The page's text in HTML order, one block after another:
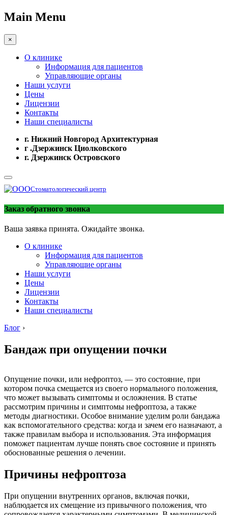
Main Menu
×
О клинике
Информация для пациентов
Управляющие органы
Наши услуги
Цены
Лицензии
Контакты
Наши специалисты
г. Нижний Новгород Архитектурная
г .Дзержинск Циолковского
г. Дзержинск Островского
Стоматологический центр
Заказ обратного звонка
Ваша заявка принята. Ожидайте звонка.
О клинике
Информация для пациентов
Управляющие органы
Наши услуги
Цены
Лицензии
Контакты
Наши специалисты
Блог ›
Бандаж при опущении почки
Опущение почки, или нефроптоз, — это состояние, при
котором почка смещается из своего нормального положения,
что может вызывать симптомы и осложнения. В статье
рассмотрим причины и симптомы нефроптоза, а также
методы диагностики. Особое внимание уделим роли бандажа
как вспомогательного средства: когда и зачем его назначают, а
также правилам выбора и использования. Эта информация
поможет пациентам лучше понять свое состояние и принять
обоснованные решения о лечении.
Причины нефроптоза
При опущении внутренних органов, включая почки,
наблюдается их смещение из привычного положения, что